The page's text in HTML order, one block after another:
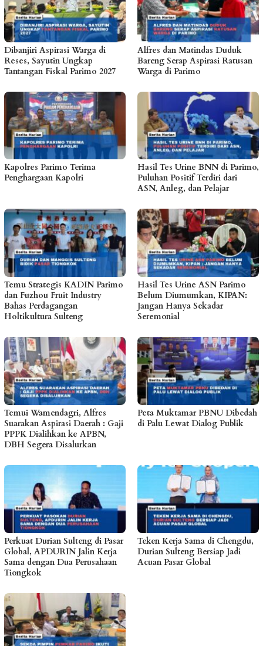
Dibanjiri Aspirasi Warga di
Reses, Sayutin Ungkap
Tantangan Fiskal Parimo 2027
Alfres dan Matindas Duduk
Bareng Serap Aspirasi Ratusan
Warga di Parimo
Kapolres Parimo Terima
Penghargaan Kapolri
Hasil Tes Urine BNN di Parimo,
Puluhan Positif Terdiri dari
ASN, Anleg, dan Pelajar
Temu Strategis KADIN Parimo
dan Fuzhou Fruit Industry
Bahas Perdagangan
Holtikultura Sulteng
Hasil Tes Urine ASN Parimo
Belum Diumumkan, KIPAN:
Jangan Hanya Sekadar
Seremonial
Temui Wamendagri, Alfres
Suarakan Aspirasi Daerah : Gaji
PPPK Dialihkan ke APBN,
DBH Segera Disalurkan
Peta Muktamar PBNU Dibedah
di Palu Lewat Dialog Publik
Perkuat Durian Sulteng di Pasar
Global, APDURIN Jalin Kerja
Sama dengan Dua Perusahaan
Tiongkok
Teken Kerja Sama di Chengdu,
Durian Sulteng Bersiap Jadi
Acuan Pasar Global